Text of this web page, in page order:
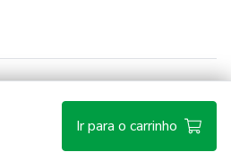
Ir para o carrinho